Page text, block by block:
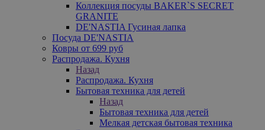
Коллекция посуды BAKER`S SECRET
GRANITE
DE'NASTIA Гусиная лапка
Посуда DE'NASTIA
Ковры от 699 руб
Распродажа. Кухня
Назад
Распродажа. Кухня
Бытовая техника для детей
Назад
Бытовая техника для детей
Мелкая детская бытовая техника